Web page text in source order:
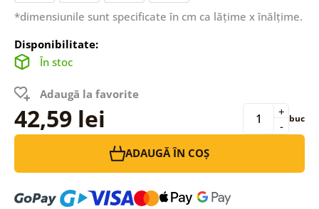
*dimensiunile sunt specificate în cm ca lățime x înălțime.
Disponibilitate:
În stoc
Adaugă la favorite
42,59 lei -
+ buc
ADAUGĂ ÎN COȘ